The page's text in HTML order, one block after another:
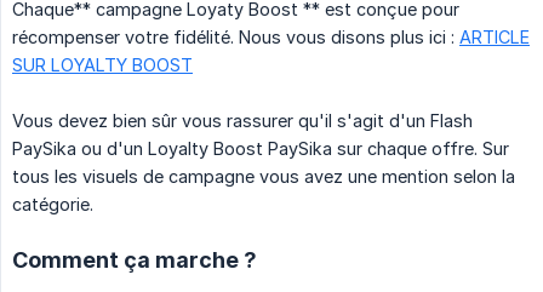
Chaque** campagne Loyaty Boost ** est conçue pour
récompenser votre fidélité. Nous vous disons plus ici : ARTICLE
SUR LOYALTY BOOST
Vous devez bien sûr vous rassurer qu'il s'agit d'un Flash
PaySika ou d'un Loyalty Boost PaySika sur chaque offre. Sur
tous les visuels de campagne vous avez une mention selon la
catégorie.
Comment ça marche ?